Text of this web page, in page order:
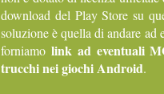
download del Play Store su
soluzione è quella di andare
forniamo link ad eventuali
trucchi nei giochi Android.